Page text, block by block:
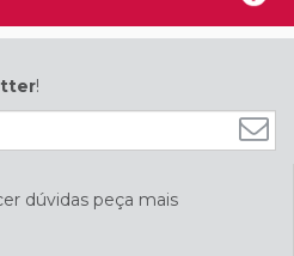
!
dúvidas peça mais